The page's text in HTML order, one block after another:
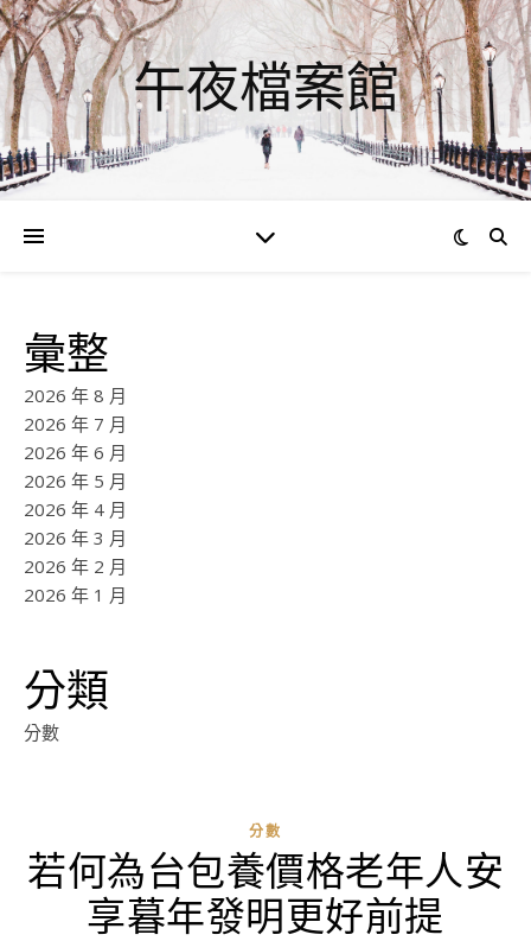
午夜檔案館
彙整
2026 年 8 月
2026 年 7 月
2026 年 6 月
2026 年 5 月
2026 年 4 月
2026 年 3 月
2026 年 2 月
2026 年 1 月
分類
分數
分數
若何為台包養價格老年人安
享暮年發明更好前提